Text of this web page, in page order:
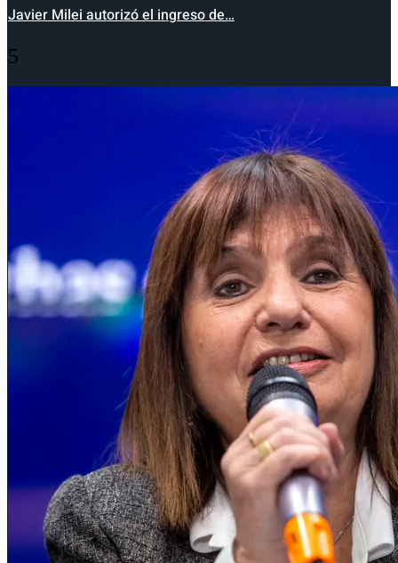
Javier Milei autorizó el ingreso de…
5